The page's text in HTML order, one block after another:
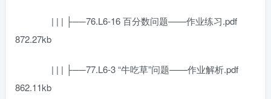
| | | ├──76.L6-16 百分数问题——作业练习.pdf
872.27kb
| | | ├──77.L6-3 “牛吃草”问题——作业解析.pdf
862.11kb